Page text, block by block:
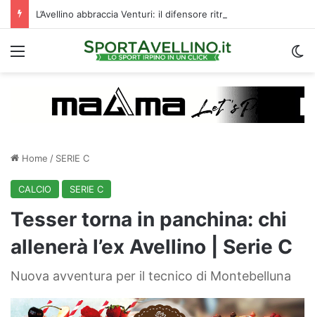
Menu
Home / SERIE C
CALCIO SERIE C
Tesser torna in panchina: chi
allenerà l’ex Avellino | Serie C
Nuova avventura per il tecnico di Montebelluna